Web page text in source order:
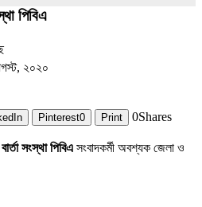
পিবিএ
২০২০
Pinterest0 Print 0Shares
বার্তা সংস্থা পিবিএ সংবাদকর্মী অবশ্যক জেলা ও